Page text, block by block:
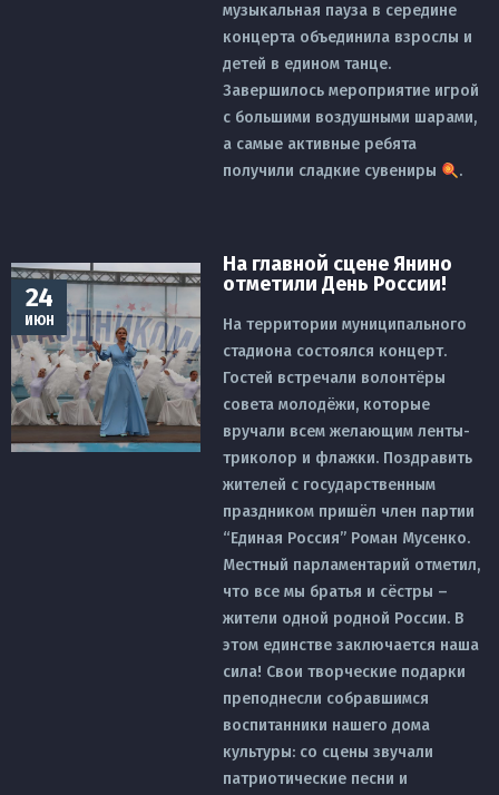
музыкальная пауза в середине
концерта объединила взрослы и
детей в едином танце.
Завершилось мероприятие игрой
с большими воздушными шарами,
а самые активные ребята
получили сладкие сувениры
.
24
ИЮН
На главной сцене Янино
отметили День России!
На территории муниципального
стадиона состоялся концерт.
Гостей встречали волонтёры
совета молодёжи, которые
вручали всем желающим ленты-
триколор и флажки. Поздравить
жителей с государственным
праздником пришёл член партии
“Единая Россия” Роман Мусенко.
Местный парламентарий отметил,
что все мы братья и сёстры –
жители одной родной России. В
этом единстве заключается наша
сила! Свои творческие подарки
преподнесли собравшимся
воспитанники нашего дома
культуры: со сцены звучали
патриотические песни и